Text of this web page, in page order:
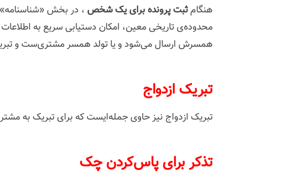
هنگامثبت پرونده برای یک شخص ، در بخش
محدوده‌ی تاریخی معین، امکان دستیابی سریع به
همسرش ارسال می‌شود و یا تولد همسر مشتری‌ست و
‌تبریک ازدواج
تبریک ازدواج نیز حاوی جمله‌ایست که برای تبریک به
‌تذکر برای پاس‌کردن چک